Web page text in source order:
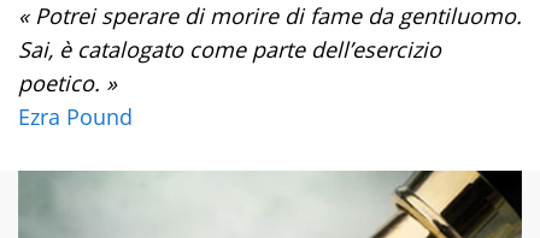
« Potrei sperare di morire di fame da gentiluomo.
Sai, è catalogato come parte dell’esercizio
poetico. »
Ezra Pound